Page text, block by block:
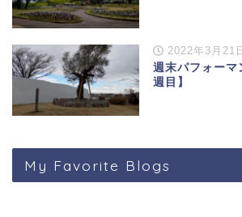
2022年3月21
週末パフォー
週目】
My Favorite Blogs